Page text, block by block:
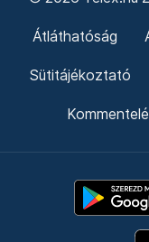
Átláthatóság
Sütitájékoztató